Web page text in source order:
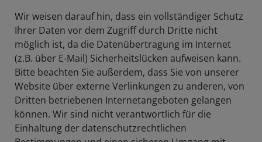
Wir weisen darauf hin, dass ein vollständiger Schutz
Ihrer Daten vor dem Zugriff durch Dritte nicht
möglich ist, da die Datenübertragung im Internet
(z.B. über E-Mail) Sicherheitslücken aufweisen kann.
Bitte beachten Sie außerdem, dass Sie von unserer
Website über externe Verlinkungen zu anderen, von
Dritten betriebenen Internetangeboten gelangen
können. Wir sind nicht verantwortlich für die
Einhaltung der datenschutzrechtlichen